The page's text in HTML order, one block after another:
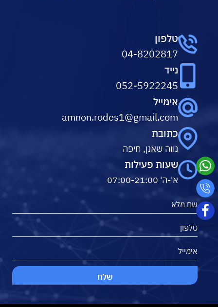
טלפון
04-8202817
נייד
052-5922245
אימייל
amnon.rodes1@gmail.com
כתובת
נווה שאנן, חיפה
שעות פעילות
א'-ה' 07:00-21:00